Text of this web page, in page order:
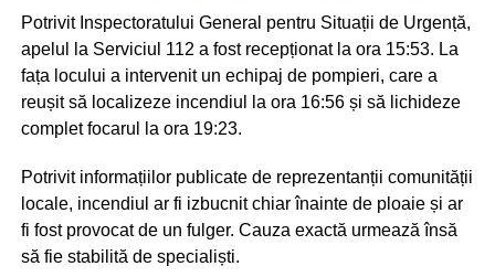
Potrivit Inspectoratului General pentru Situații de Urgență,
apelul la Serviciul 112 a fost recepționat la ora 15:53. La
fața locului a intervenit un echipaj de pompieri, care a
reușit să localizeze incendiul la ora 16:56 și să lichideze
complet focarul la ora 19:23.
Potrivit informațiilor publicate de reprezentanții comunității
locale, incendiul ar fi izbucnit chiar înainte de ploaie și ar
fi fost provocat de un fulger. Cauza exactă urmează însă
să fie stabilită de specialiști.